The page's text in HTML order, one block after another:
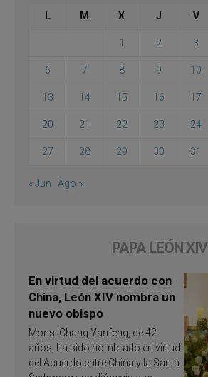
L M X J V
1 2 3
6 7 8 9 10
13 14 15 16 17
20 21 22 23 24
27 28 29 30 31
« Jun Ago »
PAPA LEÓN XIV
En virtud del acuerdo con
China, León XIV nombra un
nuevo obispo
Mons. Chang Yanfeng, de 42
años, ha sido nombrado en virtud
del Acuerdo entre China y la Santa